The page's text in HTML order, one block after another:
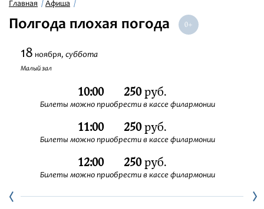
Фестивали
Главная Афиша
Полгода плохая погода
18 ноября, суббота
Малый зал
10:00 250руб.
Билеты можно приобрести в кассе филармонии
11:00 250руб.
Билеты можно приобрести в кассе филармонии
12:00 250руб.
Билеты можно приобрести в кассе филармонии